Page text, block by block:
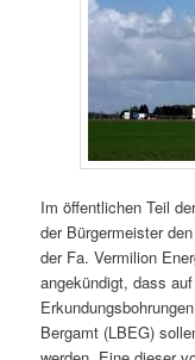
Im öffentlichen Teil
der Bürgermeister
der Fa. Vermilion
angekündigt, dass
Bergamt (LBEG)